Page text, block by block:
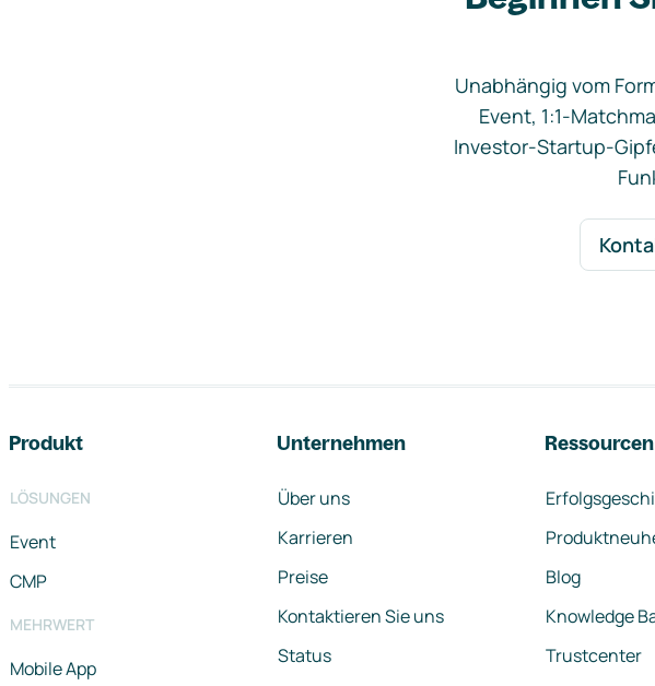
Unabhängig vom
Event, 1:1-
Investor-Startup-
Produkt
LÖSUNGEN
Event
CMP
MEHRWERT
Mobile App
Unternehmen
Über uns
Karrieren
Preise
Kontaktieren Sie uns
Status
Ressourcen
Blog
Knowledge
Trustcenter